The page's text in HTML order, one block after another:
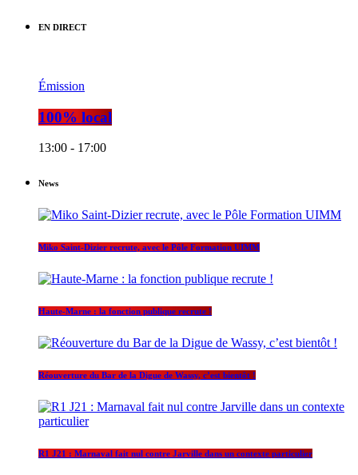
EN DIRECT
Émission
100% local
13:00 - 17:00
News
Miko Saint-Dizier recrute, avec le Pôle Formation UIMM
Haute-Marne : la fonction publique recrute !
Réouverture du Bar de la Digue de Wassy, c’est bientôt !
R1 J21 : Marnaval fait nul contre Jarville dans un contexte particulier